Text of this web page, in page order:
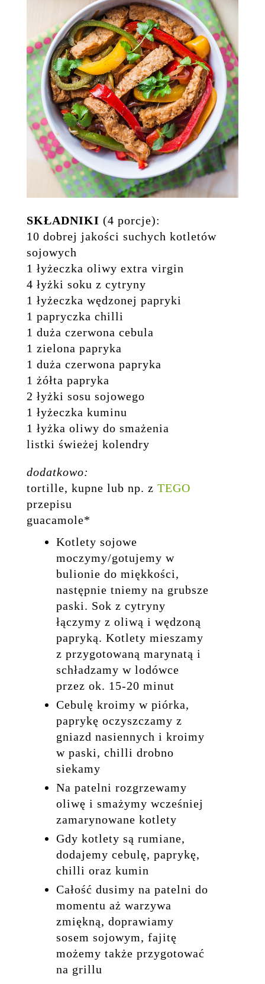
SKŁADNIKI (4 porcje):
10 dobrej jakości suchych kotletów
sojowych
1 łyżeczka oliwy extra virgin
4 łyżki soku z cytryny
1 łyżeczka wędzonej papryki
1 papryczka chilli
1 duża czerwona cebula
1 zielona papryka
1 duża czerwona papryka
1 żółta papryka
2 łyżki sosu sojowego
1 łyżeczka kuminu
1 łyżka oliwy do smażenia
listki świeżej kolendry
dodatkowo:
tortille, kupne lub np. z TEGO
przepisu
guacamole*
Kotlety sojowe
moczymy/gotujemy w
bulionie do miękkości,
następnie tniemy na grubsze
paski. Sok z cytryny
łączymy z oliwą i wędzoną
papryką. Kotlety mieszamy
z przygotowaną marynatą i
schładzamy w lodówce
przez ok. 15-20 minut
Cebulę kroimy w piórka,
paprykę oczyszczamy z
gniazd nasiennych i kroimy
w paski, chilli drobno
siekamy
Na patelni rozgrzewamy
oliwę i smażymy wcześniej
zamarynowane kotlety
Gdy kotlety są rumiane,
dodajemy cebulę, paprykę,
chilli oraz kumin
Całość dusimy na patelni do
momentu aż warzywa
zmiękną, doprawiamy
sosem sojowym, fajitę
możemy także przygotować
na grillu